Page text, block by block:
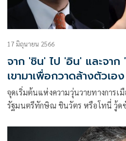
17 มิถุนายน 2566
จาก 'ชิน' ไป 'อิน' และจาก
เขามาเพื่อกวาดล้างตัวเอง
จุดเริ่มต้นแห่งความวุ่นวายทางการเ
รัฐมนตรีทักษิณ ชินวัตร หรือโทนี่ วู้ด